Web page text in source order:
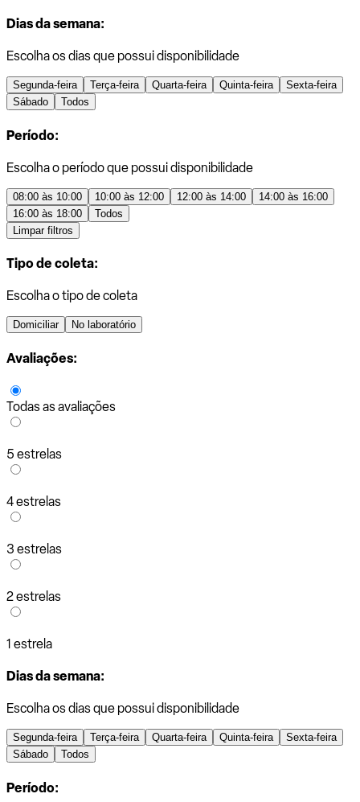
Dias da semana:
Escolha os dias que possui disponibilidade
Segunda-feira Terça-feira Quarta-feira Quinta-feira
Sexta-feira
Sábado
Todos
Período:
Escolha o período que possui disponibilidade
08:00 às 10:00 10:00 às 12:00 12:00 às 14:00
14:00 às 16:00
16:00 às 18:00
Todos
Limpar filtros
Tipo de coleta:
Escolha o tipo de coleta
Domiciliar No laboratório
Avaliações:
Todas as avaliações
5 estrelas
4 estrelas
3 estrelas
2 estrelas
1 estrela
Dias da semana:
Escolha os dias que possui disponibilidade
Segunda-feira Terça-feira Quarta-feira Quinta-feira
Sexta-feira
Sábado
Todos
Período: